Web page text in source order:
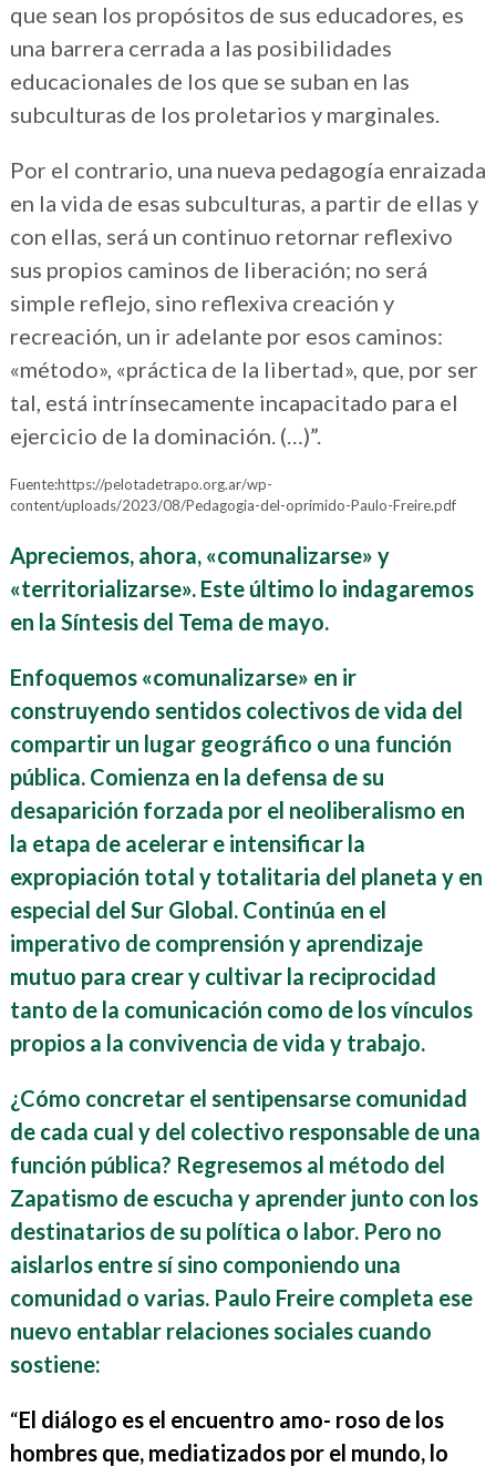
que sean los propósitos de sus educadores, es
una barrera cerrada a las posibilidades
educacionales de los que se suban en las
subculturas de los proletarios y marginales.
Por el contrario, una nueva pedagogía enraizada
en la vida de esas subculturas, a partir de ellas y
con ellas, será un continuo retornar reflexivo
sus propios caminos de liberación; no será
simple reflejo, sino reflexiva creación y
recreación, un ir adelante por esos caminos:
«método», «práctica de la libertad», que, por ser
tal, está intrínsecamente incapacitado para el
ejercicio de la dominación. (…)”.
Fuente:https://pelotadetrapo.org.ar/wp-
content/uploads/2023/08/Pedagogia-del-oprimido-Paulo-Freire.pdf
Apreciemos, ahora, «comunalizarse» y
«territorializarse». Este último lo indagaremos
en la Síntesis del Tema de mayo.
Enfoquemos «comunalizarse» en ir
construyendo sentidos colectivos de vida del
compartir un lugar geográfico o una función
pública. Comienza en la defensa de su
desaparición forzada por el neoliberalismo en
la etapa de acelerar e intensificar la
expropiación total y totalitaria del planeta y en
especial del Sur Global. Continúa en el
imperativo de comprensión y aprendizaje
mutuo para crear y cultivar la reciprocidad
tanto de la comunicación como de los vínculos
propios a la convivencia de vida y trabajo.
¿Cómo concretar el sentipensarse comunidad
de cada cual y del colectivo responsable de una
función pública? Regresemos al método del
Zapatismo de escucha y aprender junto con los
destinatarios de su política o labor. Pero no
aislarlos entre sí sino componiendo una
comunidad o varias. Paulo Freire completa ese
nuevo entablar relaciones sociales cuando
sostiene:
“El diálogo es el encuentro amo- roso de los
hombres que, mediatizados por el mundo, lo